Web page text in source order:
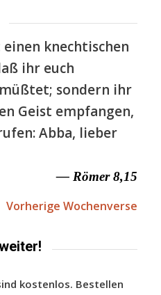
knechtischen
ihr euch
sondern ihr
Geist empfangen,
Abba, lieber
— Römer 8,15
Vorherige Wochenverse
kostenlos. Bestellen